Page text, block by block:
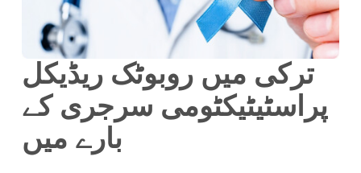
ترکی میں روبوٹک ریڈیکل
پراسٹیٹیکٹومی سرجری کے
بارے میں